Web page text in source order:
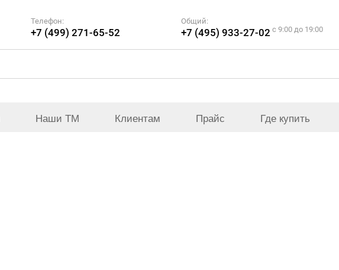
Телефон:
+7 (499) 271-65-52
Общий:
+7 (495) 933-27-02 c 9:00 до 19:00
Наши ТМ Клиентам Прайс Где купить